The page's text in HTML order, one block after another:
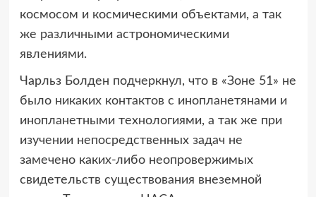
космосом и космическими объектами, а так
же различными астрономическими
явлениями.
Чарльз Болден подчеркнул, что в «Зоне 51» не
было никаких контактов с инопланетянами и
инопланетными технологиями, а так же при
изучении непосредственных задач не
замечено каких-либо неопровержимых
свидетельств существования внеземной